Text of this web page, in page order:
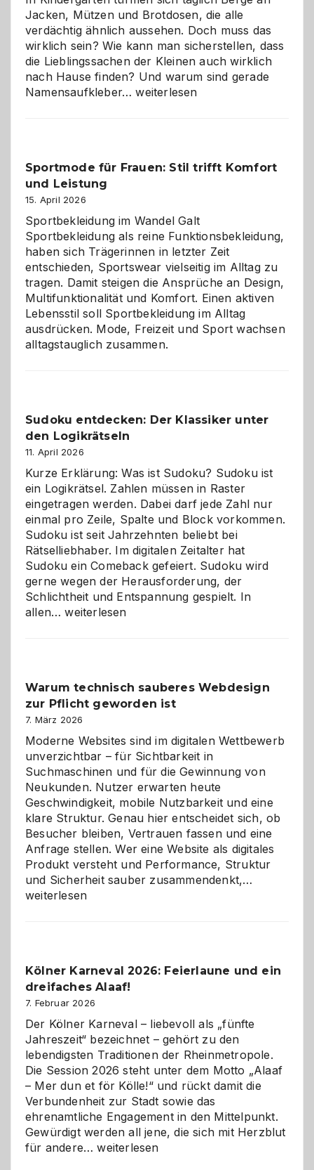
Jacken, Mützen und Brotdosen, die alle
verdächtig ähnlich aussehen. Doch muss das
wirklich sein? Wie kann man sicherstellen, dass
die Lieblingssachen der Kleinen auch wirklich
nach Hause finden? Und warum sind gerade
Namensaufkleber…Namensaufkleber
gegen
Chaos
weiterlesen
Sportmode für Frauen: Stil trifft Komfort
und Leistung
15. April 2026
Sportbekleidung im Wandel Galt
Sportbekleidung als reine Funktionsbekleidung,
haben sich Trägerinnen in letzter Zeit
entschieden, Sportswear vielseitig im Alltag zu
tragen. Damit steigen die Ansprüche an Design,
Multifunktionalität und Komfort. Einen aktiven
Lebensstil soll Sportbekleidung im Alltag
ausdrücken. Mode, Freizeit und Sport wachsen
alltagstauglich zusammen.
Sudoku entdecken: Der Klassiker unter
den Logikrätseln
11. April 2026
Kurze Erklärung: Was ist Sudoku? Sudoku ist
ein Logikrätsel. Zahlen müssen in Raster
eingetragen werden. Dabei darf jede Zahl nur
einmal pro Zeile, Spalte und Block vorkommen.
Sudoku ist seit Jahrzehnten beliebt bei
Rätselliebhaber. Im digitalen Zeitalter hat
Sudoku ein Comeback gefeiert. Sudoku wird
gerne wegen der Herausforderung, der
Schlichtheit und Entspannung gespielt. In
allen…Sudoku
den
Logikrätseln
weiterlesen
Warum technisch sauberes Webdesign
zur Pflicht geworden ist
7. März 2026
Moderne Websites sind im digitalen Wettbewerb
unverzichtbar – für Sichtbarkeit in
Suchmaschinen und für die Gewinnung von
Neukunden. Nutzer erwarten heute
Geschwindigkeit, mobile Nutzbarkeit und eine
klare Struktur. Genau hier entscheidet sich, ob
Besucher bleiben, Vertrauen fassen und eine
Anfrage stellen. Wer eine Website als digitales
Produkt versteht und Performance, Struktur
und Sicherheit sauber zusammendenkt,…
geworden
weiterlesen
Kölner Karneval 2026: Feierlaune und ein
dreifaches Alaaf!
7. Februar 2026
Der Kölner Karneval – liebevoll als „fünfte
Jahreszeit“ bezeichnet – gehört zu den
lebendigsten Traditionen der Rheinmetropole.
Die Session 2026 steht unter dem Motto „Alaaf
– Mer dun et för Kölle!“ und rückt damit die
Verbundenheit zur Stadt sowie das
ehrenamtliche Engagement in den Mittelpunkt.
Gewürdigt werden all jene, die sich mit Herzblut
für andere…Kölner
weiterlesen